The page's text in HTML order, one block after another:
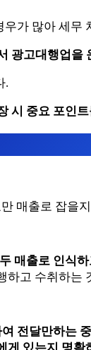
가 많아 세무
광고대행업을
.
시 중요 포인
매출로 잡을
매출로 인식
고 수취하
전달만하는